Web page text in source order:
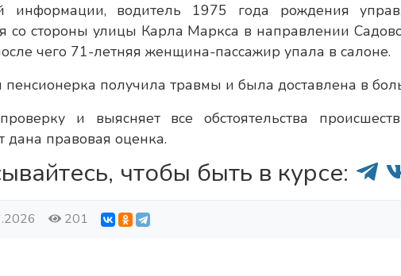
информации, водитель 1975 года рождения
со стороны улицы Карла Маркса в направлении
чего 71-летняя женщина-пассажир упала в салоне.
пенсионерка получила травмы и была доставлена в
и выясняет все обстоятельства
дана правовая оценка.
чтобы быть в курсе:
201